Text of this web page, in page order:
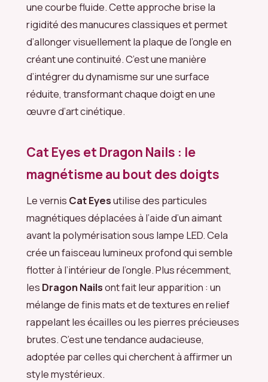
une courbe fluide. Cette approche brise la
rigidité des manucures classiques et permet
d’allonger visuellement la plaque de l’ongle en
créant une continuité. C’est une manière
d’intégrer du dynamisme sur une surface
réduite, transformant chaque doigt en une
œuvre d’art cinétique.
Cat Eyes et Dragon Nails : le
magnétisme au bout des doigts
Le vernis Cat Eyesutilise des particules
magnétiques déplacées à l’aide d’un aimant
avant la polymérisation sous lampe LED. Cela
crée un faisceau lumineux profond qui semble
flotter à l’intérieur de l’ongle. Plus récemment,
les Dragon Nailsont fait leur apparition : un
mélange de finis mats et de textures en relief
rappelant les écailles ou les pierres précieuses
brutes. C’est une tendance audacieuse,
adoptée par celles qui cherchent à affirmer un
style mystérieux.